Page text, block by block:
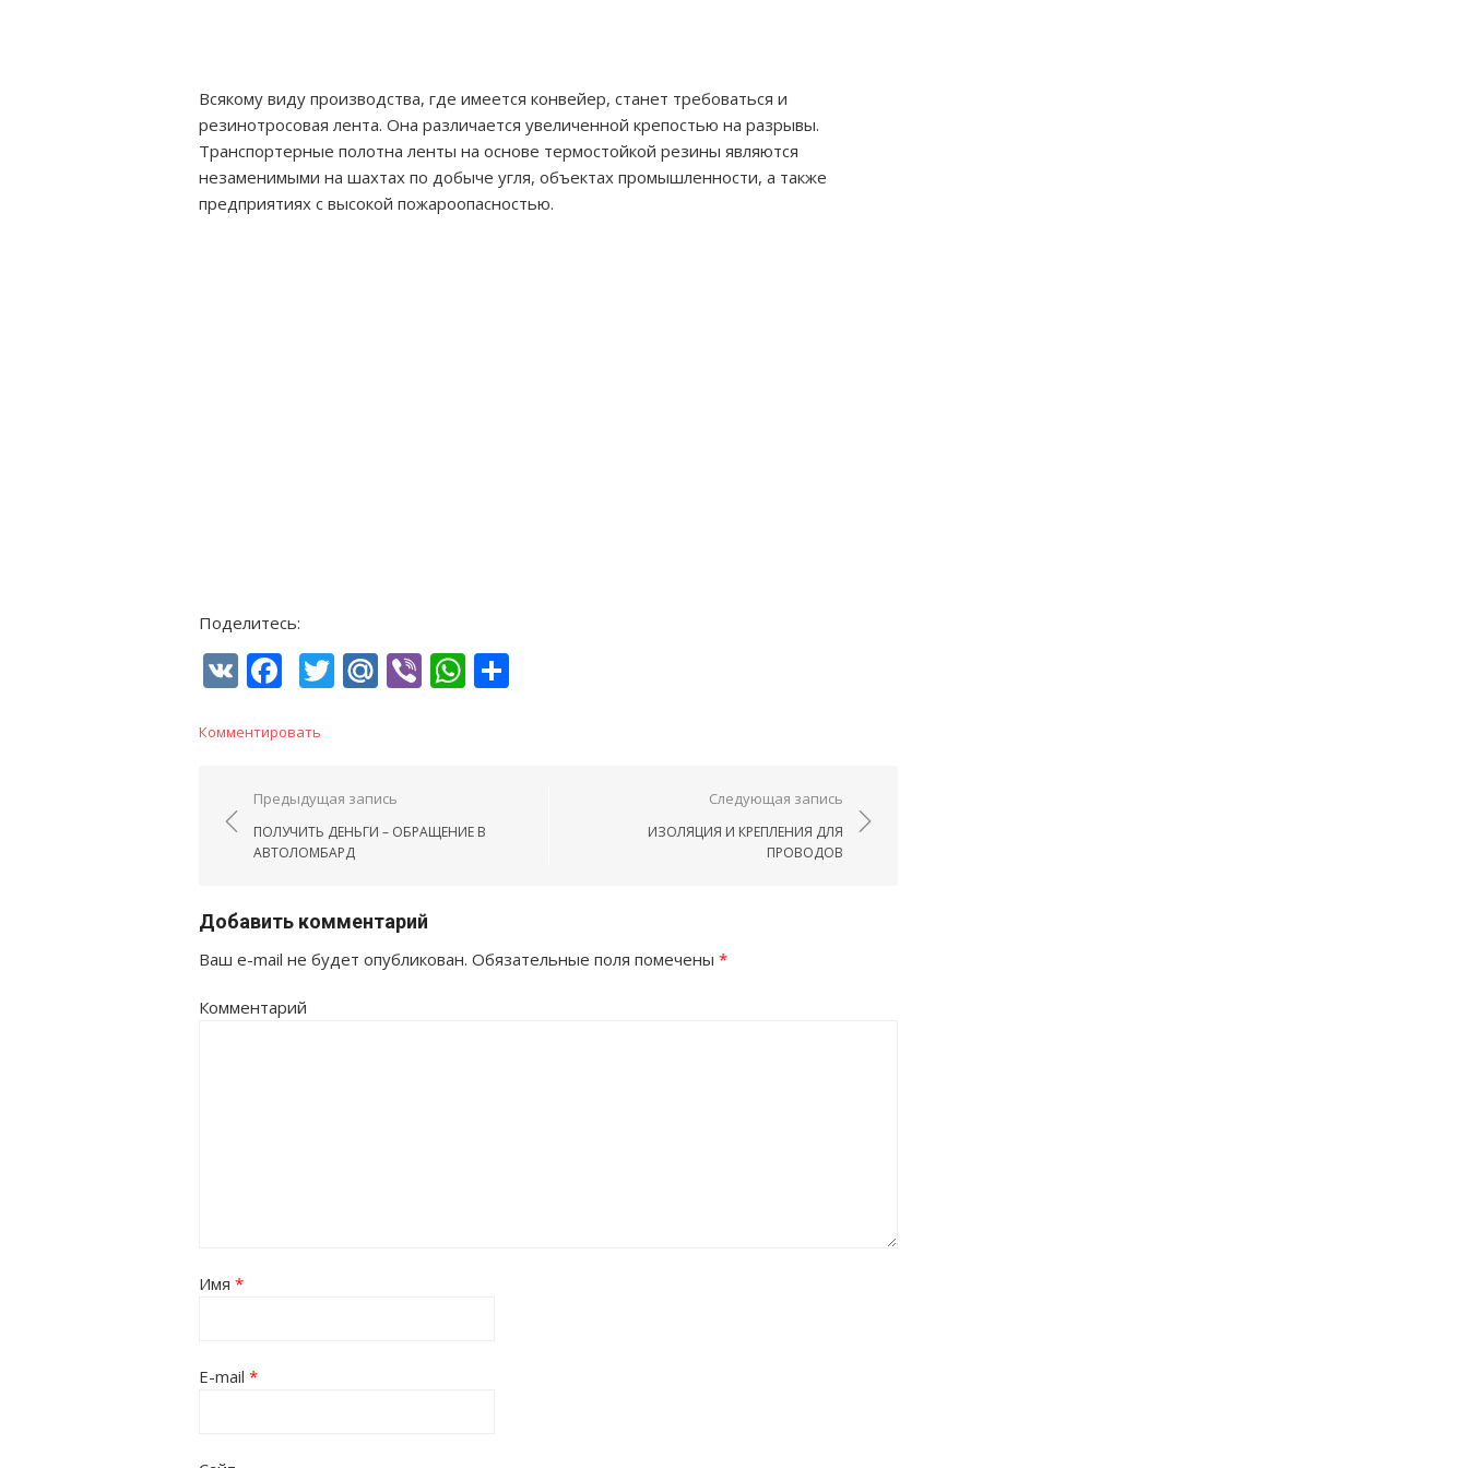
Всякому виду производства, где имеется конвейер, станет требоваться и
резинотросовая лента. Она различается увеличенной крепостью на разрывы.
Транспортерные полотна ленты на основе термостойкой резины являются
незаменимыми на шахтах по добыче угля, объектах промышленности, а также
предприятиях с высокой пожароопасностью.
Поделитесь:
VK Facebook
Twitter
Mail.Ru
ViberWhatsApp
Комментировать
Навигация по записям
Предыдущая запись
ПОЛУЧИТЬ ДЕНЬГИ – ОБРАЩЕНИЕ В
АВТОЛОМБАРД
Следующая запись
ИЗОЛЯЦИЯ И КРЕПЛЕНИЯ ДЛЯ
ПРОВОДОВ
Добавить комментарий
Ваш e-mail не будет опубликован. Обязательные поля помечены *
Комментарий
Имя *
E-mail *